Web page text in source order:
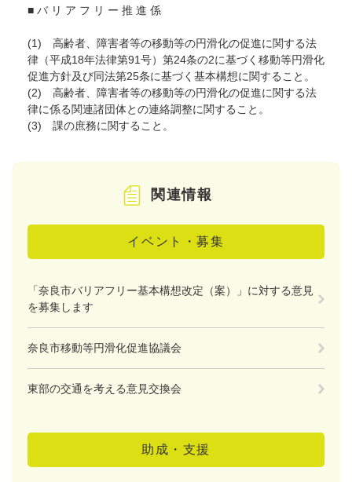
■ バ リ ア フ リ ー 推 進 係
(1) 高齢者、障害者等の移動等の円滑化の促進に関する法
律（平成18年法律第91号）第24条の2に基づく移動等円滑化
促進方針及び同法第25条に基づく基本構想に関すること。
(2) 高齢者、障害者等の移動等の円滑化の促進に関する法
律に係る関連諸団体との連絡調整に関すること。
(3) 課の庶務に関すること。
関連情報
イベント・募集
「奈良市バリアフリー基本構想改定（案）」に対する意見
を募集します
奈良市移動等円滑化促進協議会
東部の交通を考える意見交換会
助成・支援